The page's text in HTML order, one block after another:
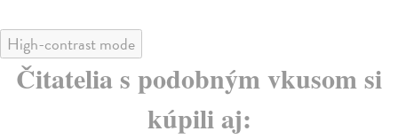
High-contrast mode
Čitatelia s podobným vkusom si
kúpili aj: